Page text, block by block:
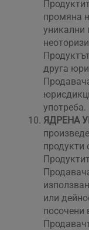
промяна
уникални
друга
употреба.
ЯДРЕНА
продукти
или
посочени